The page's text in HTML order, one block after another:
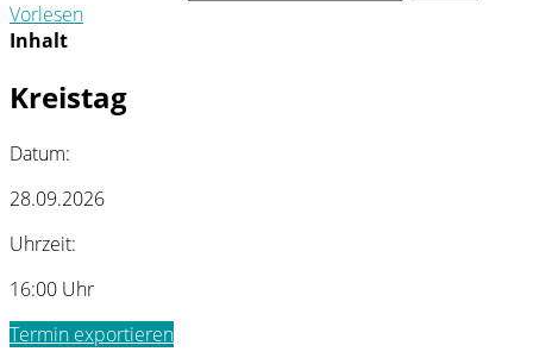
Vorlesen
Inhalt
Kreistag
Datum:
28.09.2026
Uhrzeit:
16:00 Uhr
Termin exportieren